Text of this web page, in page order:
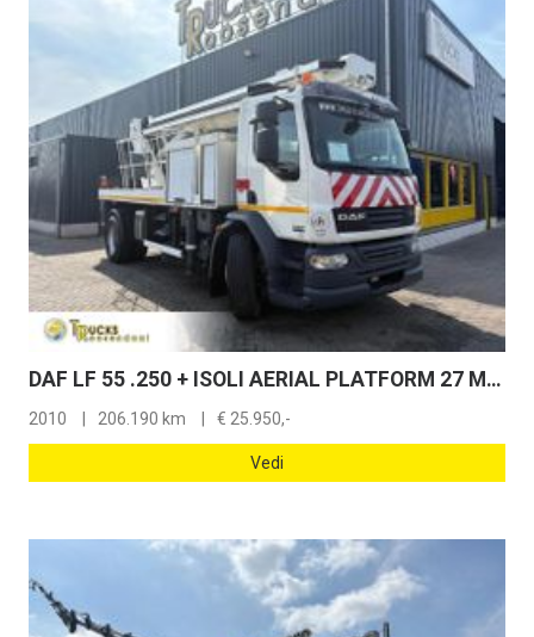
DAF LF 55 .250 + ISOLI AERIAL PLATFORM 27 METERS + MANUAL + EURO 5
2010 206.190 km € 25.950,-
Vedi